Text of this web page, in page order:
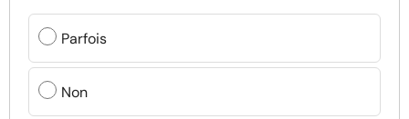
Parfois
Non